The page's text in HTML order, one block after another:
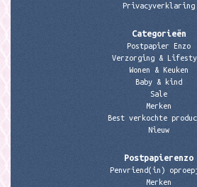
Privacyverklaring
Categorieën
Postpapier Enzo
Verzorging &
Wonen & Keuken
Baby & kind
Sale
Merken
Best verkochte
Nieuw
Postpapierenzo
Penvriend(in)
Merken